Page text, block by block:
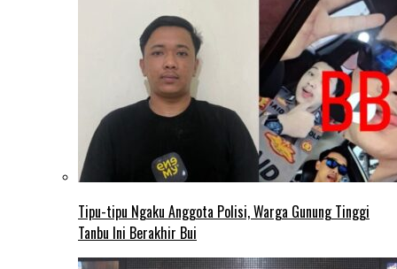
Tipu-tipu Ngaku Anggota Polisi, Warga Gunung Tinggi
Tanbu Ini Berakhir Bui